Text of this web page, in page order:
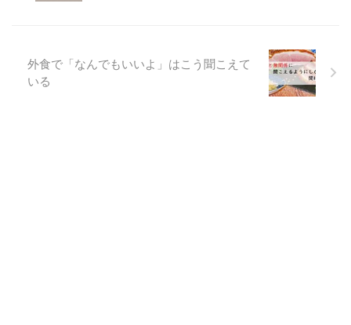
外食で「なんでもいいよ」はこう聞こえて
いる